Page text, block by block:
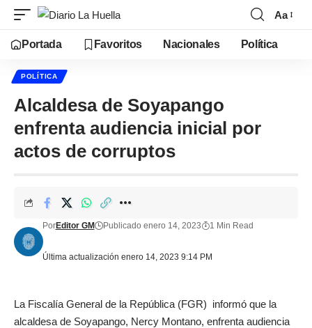
Aa
Portada Favoritos Nacionales Política
POLÍTICA
Alcaldesa de Soyapango
enfrenta audiencia inicial por
actos de corruptos
Última actualización enero 14, 2023 9:14 PM
PorEditor GM Publicado enero 14, 2023 1 Min Read
La Fiscalía General de la República (FGR) informó que la
alcaldesa de Soyapango, Nercy Montano, enfrenta audiencia